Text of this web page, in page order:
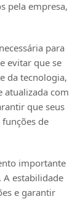
pela empresa,
para
evitar que se
da tecnologia,
atualizada com
que seus
de
importante
A estabilidade
e garantir